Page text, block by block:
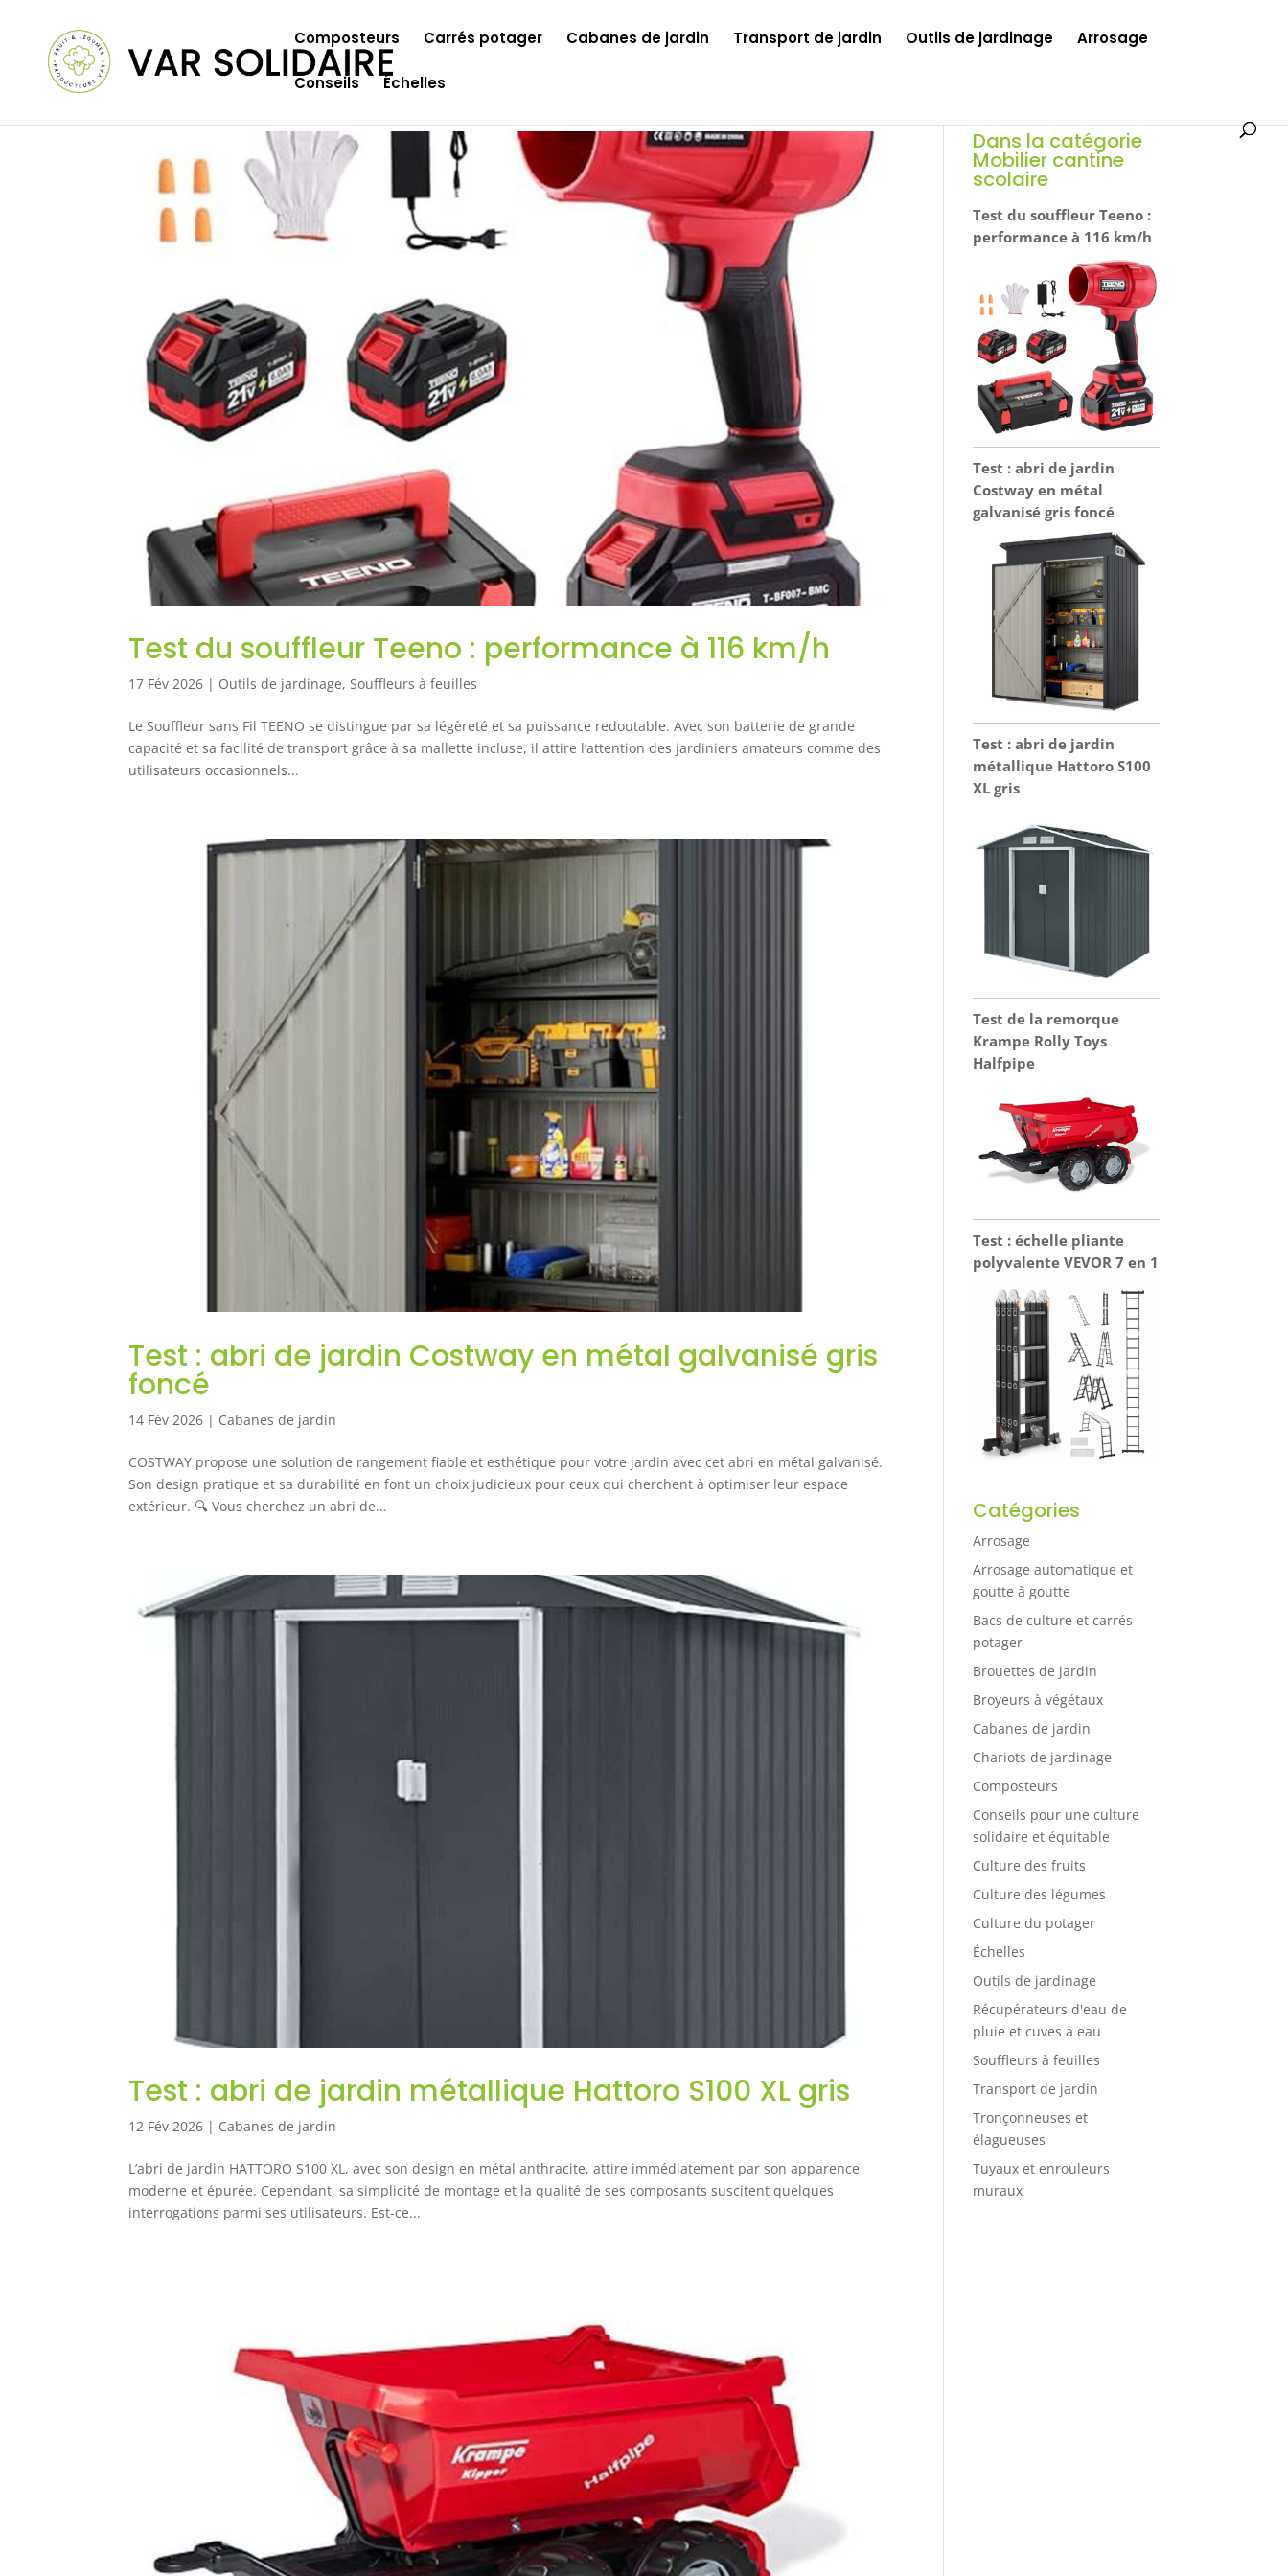
Composteurs Carrés potager Cabanes de jardin Transport de jardin Outils de jardinage Arrosage
Conseils Échelles
Test du souffleur Teeno : performance à 116 km/h
17 Fév 2026 | Outils de jardinage, Souffleurs à feuilles
Le Souffleur sans Fil TEENO se distingue par sa légèreté et sa puissance redoutable. Avec son batterie de grande
capacité et sa facilité de transport grâce à sa mallette incluse, il attire l’attention des jardiniers amateurs comme des
utilisateurs occasionnels...
Test : abri de jardin Costway en métal galvanisé gris
foncé
14 Fév 2026 | Cabanes de jardin
COSTWAY propose une solution de rangement fiable et esthétique pour votre jardin avec cet abri en métal galvanisé.
Son design pratique et sa durabilité en font un choix judicieux pour ceux qui cherchent à optimiser leur espace
extérieur. 🔍 Vous cherchez un abri de...
Test : abri de jardin métallique Hattoro S100 XL gris
12 Fév 2026 | Cabanes de jardin
L’abri de jardin HATTORO S100 XL, avec son design en métal anthracite, attire immédiatement par son apparence
moderne et épurée. Cependant, sa simplicité de montage et la qualité de ses composants suscitent quelques
interrogations parmi ses utilisateurs. Est-ce...
Dans la catégorie
Mobilier cantine
scolaire
Test du souffleur Teeno :
performance à 116 km/h
Test : abri de jardin
Costway en métal
galvanisé gris foncé
Test : abri de jardin
métallique Hattoro S100
XL gris
Test de la remorque
Krampe Rolly Toys
Halfpipe
Test : échelle pliante
polyvalente VEVOR 7 en 1
Catégories
Arrosage
Arrosage automatique et
goutte à goutte
Bacs de culture et carrés
potager
Brouettes de jardin
Broyeurs à végétaux
Cabanes de jardin
Chariots de jardinage
Composteurs
Conseils pour une culture
solidaire et équitable
Culture des fruits
Culture des légumes
Culture du potager
Échelles
Outils de jardinage
Récupérateurs d'eau de
pluie et cuves à eau
Souffleurs à feuilles
Transport de jardin
Tronçonneuses et
élagueuses
Tuyaux et enrouleurs
muraux